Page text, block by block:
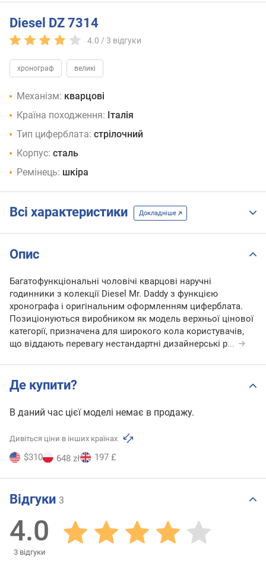
Diesel DZ 7314
4.0 / 3 відгуки
хронограф великі
Механізм: кварцові
Країна походження: Італія
Тип циферблата: стрілочний
Корпус: сталь
Ремінець: шкіра
Всі характеристики Докладніше
Опис
Багатофункціональні чоловічі кварцові наручні
годинники з колекції Diesel Mr. Daddy з функцією
хронографа і оригінальним оформленням циферблата.
Позиціонуються виробником як модель верхньої цінової
категорії, призначена для широкого кола користувачів,
що віддають перевагу нестандартні дизайнерські р...
Де купити?
В даний час цієї моделі немає в продажу.
Дивіться ціни в інших країнах
$310 648 zł 197 £
Відгуки 3
4.0
3 відгуки